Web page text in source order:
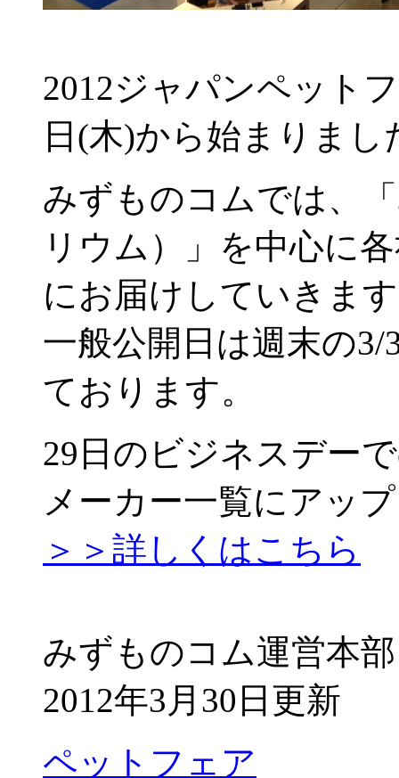
2012ジャパンペット
日(木)から始まりまし
みずものコムでは、
リウム）」を中心に
にお届けしていきま
一般公開日は週末の3/
ております。
29日のビジネスデー
メーカー一覧にアッ
＞＞詳しくはこちら
みずものコム運営本部
2012年3月30日更新
ペットフェア